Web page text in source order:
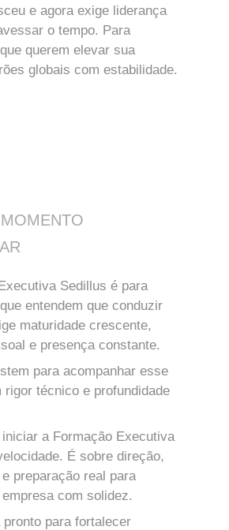
e agora exige liderança
o tempo. Para
querem elevar sua
globais com estabilidade.
Sedillus é para
entendem que conduzir
maturidade crescente,
e presença constante.
para acompanhar esse
rigor técnico e profundidade
a Formação Executiva
É sobre direção,
preparação real para
com solidez.
para fortalecer